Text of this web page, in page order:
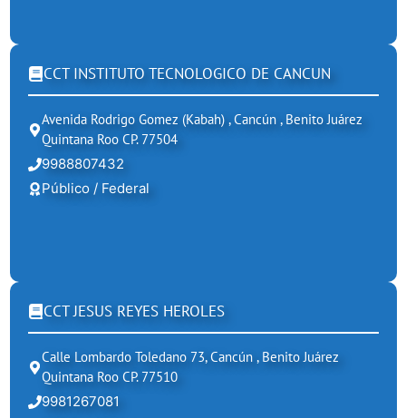
CCT INSTITUTO TECNOLOGICO DE CANCUN
Avenida Rodrigo Gomez (kabah) , Cancún , Benito Juárez
Quintana Roo CP. 77504
9988807432
Público / Federal
CCT JESUS REYES HEROLES
Calle Lombardo Toledano 73, Cancún , Benito Juárez
Quintana Roo CP. 77510
9981267081